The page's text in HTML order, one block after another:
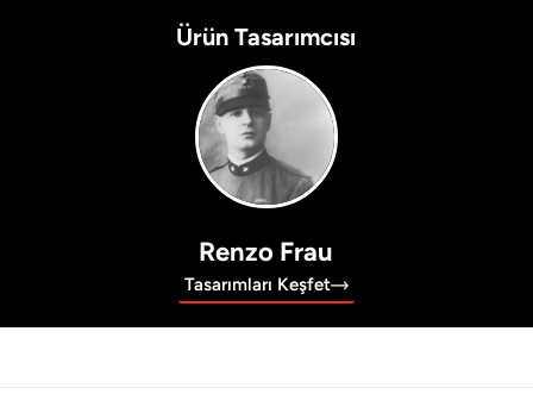
Ürün Tasarımcısı
Renzo Frau
Tasarımları Keşfet